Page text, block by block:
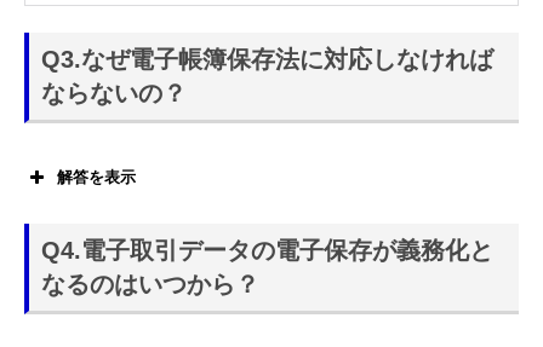
Q3.なぜ電子帳簿保存法に対応しなければ
ならないの？
解答を表示
電子取引データの電子保存が義務化となったからです。
Q4.電子取引データの電子保存が義務化と
なるのはいつから？